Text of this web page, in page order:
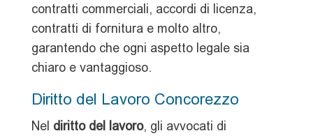
contratti commerciali, accordi di licenza,
contratti di fornitura e molto altro,
garantendo che ogni aspetto legale sia
chiaro e vantaggioso.
Diritto del Lavoro Concorezzo
Nel diritto del lavoro, gli avvocati di